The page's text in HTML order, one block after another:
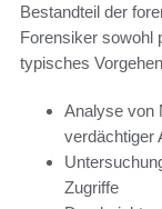
Bestandteil der
Forensiker sowohl
typisches
Analyse von
verdächtiger
Zugriffe